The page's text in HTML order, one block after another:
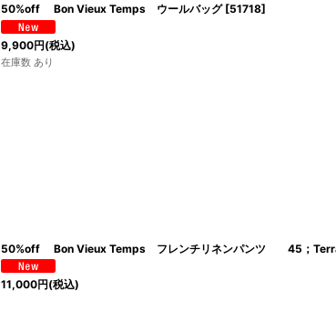
50%off Bon Vieux Temps ウールバッグ [51718]
9,900円(税込)
在庫数 あり
50%off Bon Vieux Temps フレンチリネンパンツ 45；
11,000円(税込)